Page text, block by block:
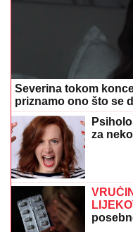
Severina tokom
priznamo ono što se
za